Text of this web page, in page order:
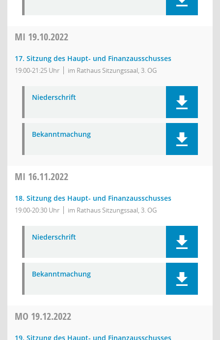
MI 19.10.2022
17. Sitzung des Haupt- und Finanzausschusses
19:00-21:25 Uhr im Rathaus Sitzungssaal, 3. OG
Niederschrift
Bekanntmachung
MI 16.11.2022
18. Sitzung des Haupt- und Finanzausschusses
19:00-20:30 Uhr im Rathaus Sitzungssaal, 3. OG
Niederschrift
Bekanntmachung
MO 19.12.2022
19. Sitzung des Haupt- und Finanzausschusses